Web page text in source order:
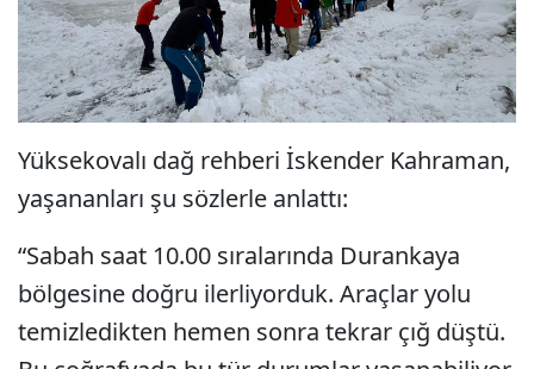
Yüksekovalı dağ rehberi İskender Kahraman,
yaşananları şu sözlerle anlattı:
“Sabah saat 10.00 sıralarında Durankaya
bölgesine doğru ilerliyorduk. Araçlar yolu
temizledikten hemen sonra tekrar çığ düştü.